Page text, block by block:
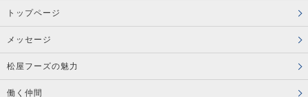
トップページ
メッセージ
松屋フーズの魅力
働く仲間